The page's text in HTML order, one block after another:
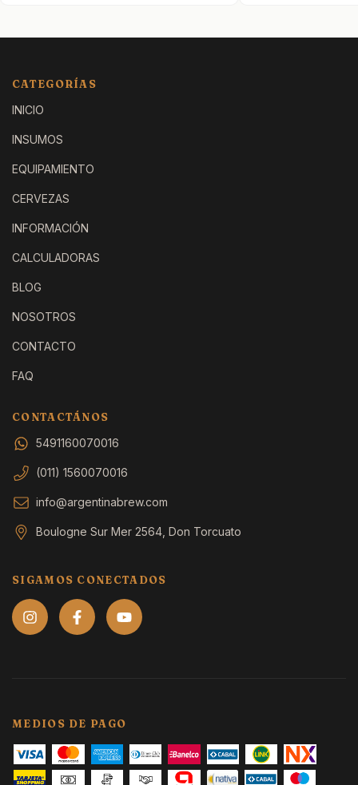
CATEGORÍAS
INICIO
INSUMOS
EQUIPAMIENTO
CERVEZAS
INFORMACIÓN
CALCULADORAS
BLOG
NOSOTROS
CONTACTO
FAQ
CONTACTÁNOS
5491160070016
(011) 1560070016
info@argentinabrew.com
Boulogne Sur Mer 2564, Don Torcuato
SIGAMOS CONECTADOS
MEDIOS DE PAGO